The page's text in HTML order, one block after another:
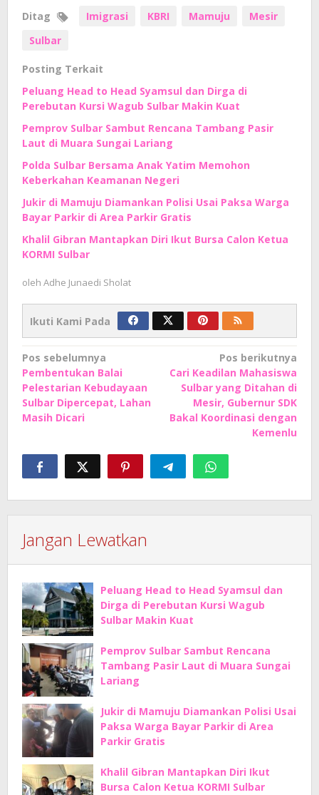
Ditag Imigrasi KBRI Mamuju
Mesir
Sulbar
Posting Terkait
Peluang Head to Head Syamsul dan Dirga di
Perebutan Kursi Wagub Sulbar Makin Kuat
Pemprov Sulbar Sambut Rencana Tambang Pasir
Laut di Muara Sungai Lariang
Polda Sulbar Bersama Anak Yatim Memohon
Keberkahan Keamanan Negeri
Jukir di Mamuju Diamankan Polisi Usai Paksa Warga
Bayar Parkir di Area Parkir Gratis
Khalil Gibran Mantapkan Diri Ikut Bursa Calon Ketua
KORMI Sulbar
oleh Adhe Junaedi Sholat
Ikuti Kami Pada
Navigasi
pos
Pos sebelumnya
Pembentukan Balai
Pelestarian Kebudayaan
Sulbar Dipercepat, Lahan
Masih Dicari
Pos berikutnya
Cari Keadilan Mahasiswa
Sulbar yang Ditahan di
Mesir, Gubernur SDK
Bakal Koordinasi dengan
Kemenlu
Jangan Lewatkan
Peluang Head to Head Syamsul dan
Dirga di Perebutan Kursi Wagub
Sulbar Makin Kuat
Pemprov Sulbar Sambut Rencana
Tambang Pasir Laut di Muara Sungai
Lariang
Jukir di Mamuju Diamankan Polisi Usai
Paksa Warga Bayar Parkir di Area
Parkir Gratis
Khalil Gibran Mantapkan Diri Ikut
Bursa Calon Ketua KORMI Sulbar